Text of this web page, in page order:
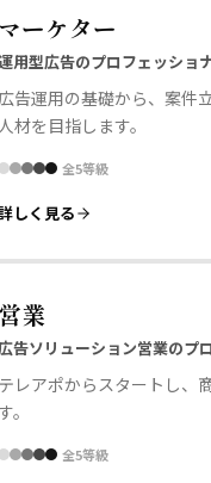
マーケター
用型広告のプロフェッショ
告運用の基礎から、案件
人材を目指します。
全5等級
しく見る
営業
告ソリューション営業のプ
テレアポからスタートし、
。
全5等級